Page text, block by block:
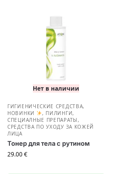
Нет в наличии
ГИГИЕНИЧЕСКИЕ СРЕДСТВА,
НОВИНКИ
, ПИЛИНГИ,
СПЕЦИАЛНЫЕ ПРЕПАРАТЫ,
СРЕДСТВА ПО УХОДУ ЗА КОЖЕЙ
ЛИЦА
Тонep для тела с рутином
29.00€